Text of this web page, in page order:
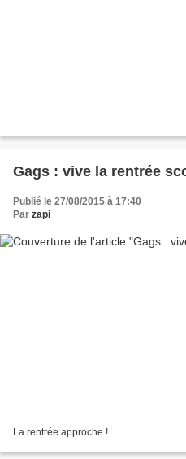
Gags : vive la rentrée
Publié le 27/08/2015 à 17:40
Par zapi
La rentrée approche !